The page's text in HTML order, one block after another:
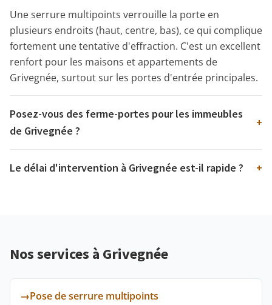
Une serrure multipoints verrouille la porte en
plusieurs endroits (haut, centre, bas), ce qui complique
fortement une tentative d'effraction. C'est un excellent
renfort pour les maisons et appartements de
Grivegnée, surtout sur les portes d'entrée principales.
Posez-vous des ferme-portes pour les immeubles
de Grivegnée ?
+
Le délai d'intervention à Grivegnée est-il rapide ? +
Nos services à Grivegnée
→Pose de serrure multipoints